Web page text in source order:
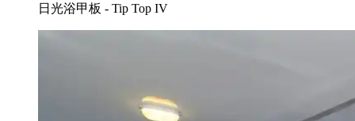
日光浴甲板 - Tip Top IV